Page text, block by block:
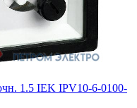
1.5 IEK IPV10-6-0100-